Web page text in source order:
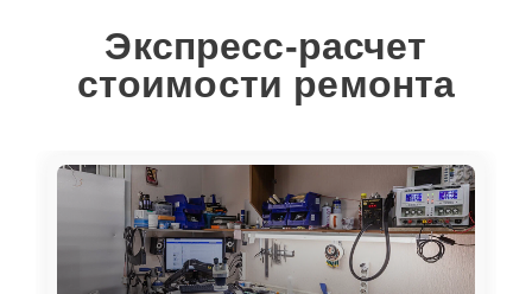
Экспресс-расчет
стоимости ремонта